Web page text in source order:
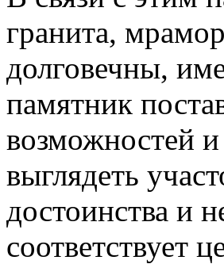
гранита,
долговечны,
памятник
возможностей
выглядеть
достоинства и
соответствует